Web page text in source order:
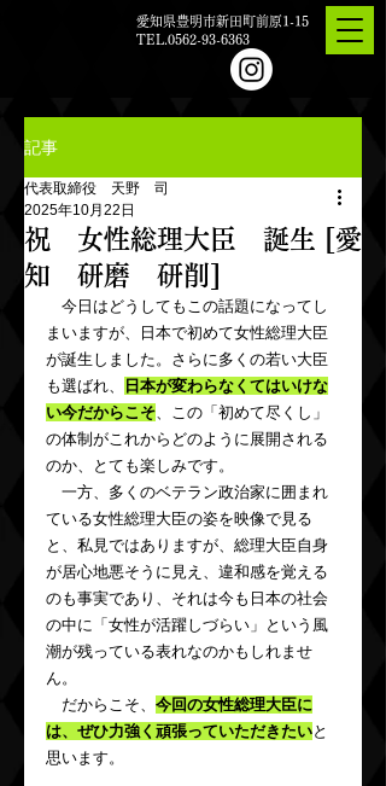
愛知県豊明市新田町前原1-15
TEL.0562-93-6363
記事
祝 女性総理大臣 誕生 [愛
知 研磨 研削]
代表取締役 天野 司
2025年10月22日
今日はどうしてもこの話題になってし
まいますが、日本で初めて女性総理大臣
が誕生しました。さらに多くの若い大臣
も選ばれ、
日本が変わらなくてはいけな
い今だからこそ、この「初めて尽くし」
の体制がこれからどのように展開される
のか、とても楽しみです。
一方、多くのベテラン政治家に囲まれ
ている女性総理大臣の姿を映像で見る
と、私見ではありますが、総理大臣自身
が居心地悪そうに見え、違和感を覚える
のも事実であり、それは今も日本の社会
の中に「女性が活躍しづらい」という風
潮が残っている表れなのかもしれませ
ん。
だからこそ、 今回の女性総理大臣に
は、ぜひ力強く頑張っていただきたいと
思います。